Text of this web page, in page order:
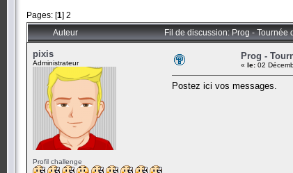
Pages: [1] 2
Auteur Fil de discussion: Prog - Tournée
pixis
Administrateur
Profil challenge
Prog -
« le: 02
Postez ici vos messages.